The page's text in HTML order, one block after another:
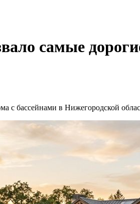
самые
с бассейнами в Нижегородской